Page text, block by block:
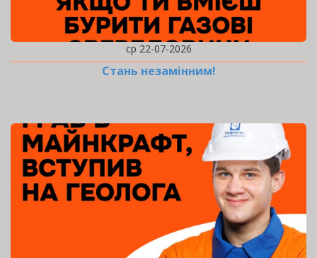
ср 22-07-2026
Стань незамінним!